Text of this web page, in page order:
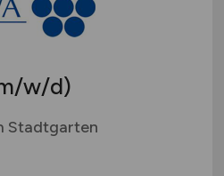
w/d)
Stadtgarten